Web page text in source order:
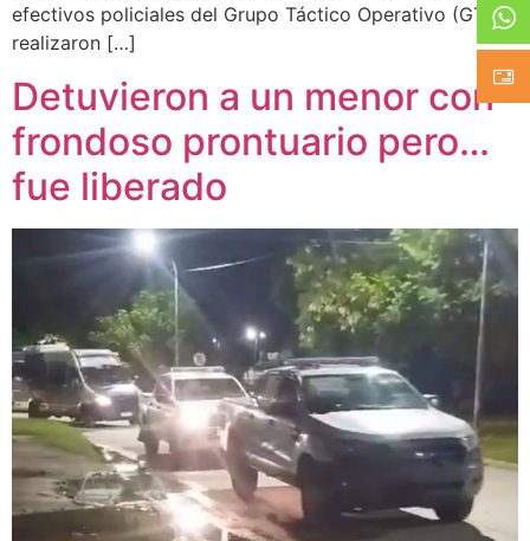
efectivos policiales del Grupo Táctico Operativo (GTO)
realizaron […]
Detuvieron a un menor con
frondoso prontuario pero…
fue liberado